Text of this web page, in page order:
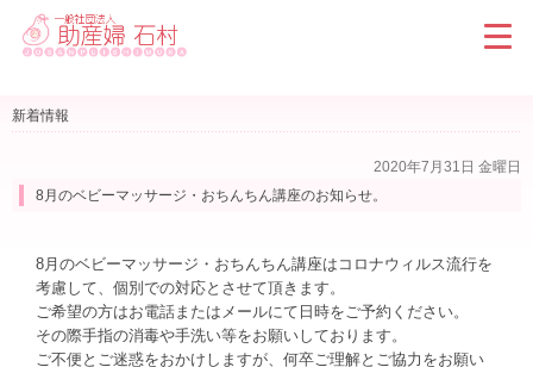
新着情報
2020年7月31日 金曜日
8月のベビーマッサージ・おちんちん講座のお知らせ。
8月のベビーマッサージ・おちんちん講座はコロナウィルス流行を
考慮して、個別での対応とさせて頂きます。
ご希望の方はお電話またはメールにて日時をご予約ください。
その際手指の消毒や手洗い等をお願いしております。
ご不便とご迷惑をおかけしますが、何卒ご理解とご協力をお願い